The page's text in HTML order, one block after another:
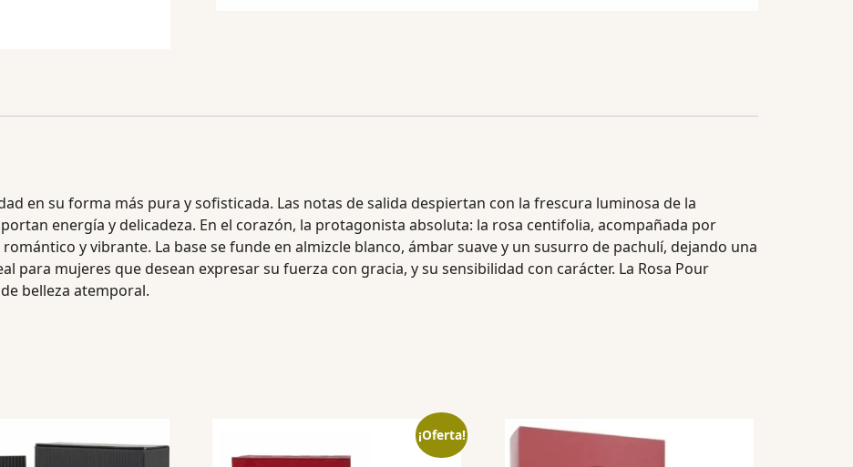
en su forma más pura y sofisticada. Las notas de salida despiertan con la frescura luminosa de la
energía y delicadeza. En el corazón, la protagonista absoluta: la rosa centifolia, acompañada por
y vibrante. La base se funde en almizcle blanco, ámbar suave y un susurro de pachulí, dejando una
para mujeres que desean expresar su fuerza con gracia, y su sensibilidad con carácter. La Rosa Pour
belleza atemporal.
¡Oferta!